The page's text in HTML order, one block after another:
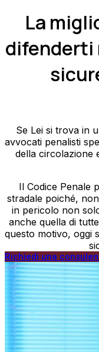
La
difenderti
Se Lei si trova in
avvocati penalisti
della circolazione
Il Codice Penale
stradale poiché,
in pericolo non
anche quella di
questo motivo, oggi
Richiedi una